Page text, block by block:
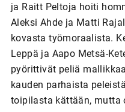
ja Raitt Peltoja hoiti
Aleksi Ahde ja Matti
kovasta työmoraalista.
Leppä ja Aapo Metsä-
pyörittivät peliä
kauden parhaista
toipilasta kättään, mutta